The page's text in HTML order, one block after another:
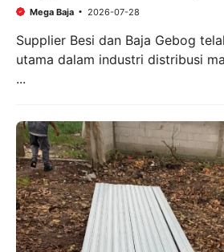
Mega Baja 2026-07-28
Supplier Besi dan Baja Gebog
utama dalam industri distribusi
...